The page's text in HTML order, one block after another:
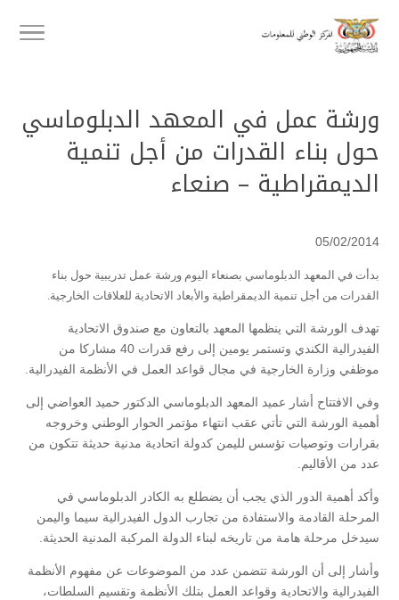
ورشة عمل في المعهد الدبلوماسي
حول بناء القدرات من أجل تنمية
الديمقراطية – صنعاء
05/02/2014
بدأت في المعهد الدبلوماسي بصنعاء اليوم ورشة عمل تدريبية حول بناء
القدرات من أجل تنمية الديمقراطية والأبعاد الاتحادية للعلاقات الخارجية.
تهدف الورشة التي ينظمها المعهد بالتعاون مع صندوق الاتحادية
الفيدرالية الكندي وتستمر يومين إلى رفع قدرات 40 مشاركا من
موظفي وزارة الخارجية في مجال قواعد العمل في الأنظمة الفيدرالية.
وفي الافتتاح أشار عميد المعهد الدبلوماسي الدكتور حميد العواضي إلى
أهمية الورشة التي تأتي عقب انتهاء مؤتمر الحوار الوطني وخروجه
بقرارات وتوصيات تؤسس لليمن كدولة اتحادية مدنية حديثة تتكون من
عدد من الأقاليم.
وأكد أهمية الدور الذي يجب أن يضطلع به الكادر الدبلوماسي في
المرحلة القادمة والاستفادة من تجارب الدول الفيدرالية سيما واليمن
سيدخل مرحلة هامة من تاريخه لبناء الدولة المركبة المدنية الحديثة.
وأشار إلى أن الورشة تتضمن عدد من الموضوعات عن مفهوم الأنظمة
الفيدرالية والاتحادية وقواعد العمل بتلك الأنظمة وتقسيم السلطات،